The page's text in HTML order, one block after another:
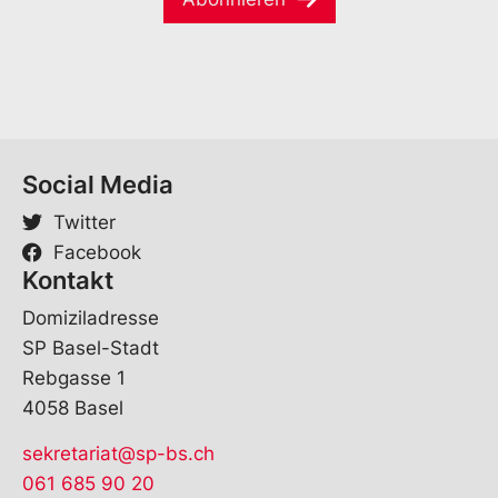
Social Media
Twitter
Facebook
Kontakt
Domiziladresse
SP Basel-Stadt
Rebgasse 1
4058 Basel
sekretariat@sp-bs.ch
061 685 90 20